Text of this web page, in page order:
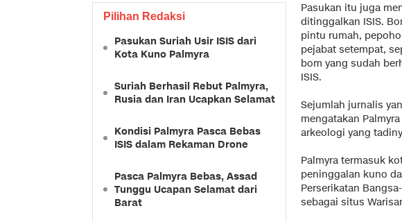
Pilihan Redaksi
Pasukan Suriah Usir ISIS dari
Kota Kuno Palmyra
Suriah Berhasil Rebut Palmyra,
Rusia dan Iran Ucapkan Selamat
Kondisi Palmyra Pasca Bebas
ISIS dalam Rekaman Drone
Pasca Palmyra Bebas, Assad
Tunggu Ucapan Selamat dari
Barat
Pasukan itu juga
ditinggalkan ISIS.
pintu rumah,
pejabat setempat,
bom yang sudah
ISIS.
Sejumlah jurnalis
mengatakan
arkeologi yang
Palmyra termasuk
peninggalan kuno
Perserikatan
sebagai situs